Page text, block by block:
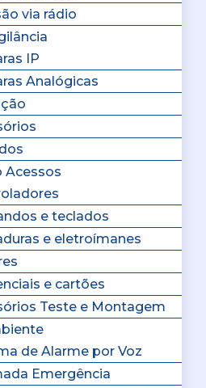
via rádio
IP
Analógicas
Acessos
e teclados
e eletroímanes
e cartões
Teste e Montagem
de Alarme por Voz
Emergência